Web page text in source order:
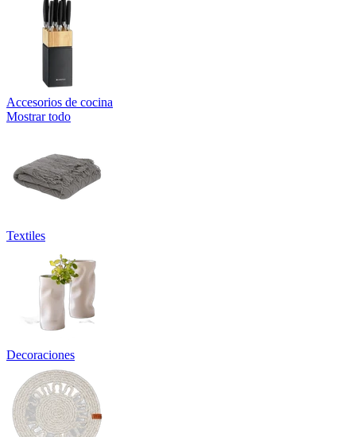
Accesorios de cocina
Mostrar todo
Textiles
Decoraciones